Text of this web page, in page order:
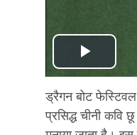
Play
ड्रैगन बोट
प्रसिद्ध चीनी